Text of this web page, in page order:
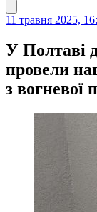
11 травня 2025,
У Полтаві
провели
з вогневої